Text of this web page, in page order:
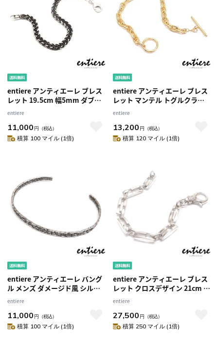
entiere アンティエーレ ブレス
レット 19.5cm 幅5mm ダブル
キヘイチェーン シルバー925 ブ
ース メンズ
entiere
11,000 円 （税込）
積算 100 マイル (1倍)
entiere アンティエーレ ブレス
レット マンテル トグルクラス
プ Tバー マリンチェーン アンカ
18金メッキ レディース メンズ
entiere
13,200 円 （税込）
積算 120 マイル (1倍)
entiere アンティエーレ バング
ル メンズ ダメージド風 シルバ
ー925 いぶし銀
entiere
11,000 円 （税込）
積算 100 マイル (1倍)
entiere アンティエーレ ブレス
レット クロスデザイン 21cm シ
entiere
27,500 円 （税込）
積算 250 マイル (1倍)